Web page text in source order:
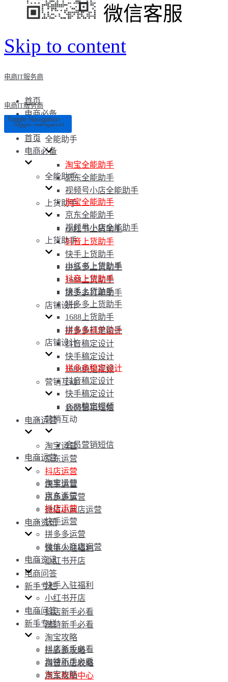
微信客服
Skip to content
电商IT服务商
首页
电商必备
全能助手
淘宝全能助手
京东全能助手
视频号小店全能助手
上货助手
小红书上货助手
抖音上货助手
快手上货助手
拼多多上货助手
1688上货助手
拼多多打单助手
店铺设计
拼多多稿定设计
抖音稿定设计
快手稿定设计
1688稿定视频
营销互动
会员营销短信
电商运营
淘宝运营
京东运营
抖店运营
快手运营
拼多多运营
微信小商店运营
电商资讯
快手入驻福利
小红书开店
电商问答
新手专栏
抖店新手必看
淘特新手必看
淘宝攻略
拼多多攻略
抖音小店攻略
京东帮助中心
电商IT服务商
Toggle Navigation
Toggle Navigation
首页
电商必备
全能助手
淘宝全能助手
京东全能助手
视频号小店全能助手
上货助手
小红书上货助手
抖音上货助手
快手上货助手
拼多多上货助手
1688上货助手
拼多多打单助手
店铺设计
拼多多稿定设计
抖音稿定设计
快手稿定设计
1688稿定视频
营销互动
会员营销短信
电商运营
淘宝运营
京东运营
抖店运营
快手运营
拼多多运营
微信小商店运营
电商资讯
快手入驻福利
小红书开店
电商问答
新手专栏
抖店新手必看
淘特新手必看
淘宝攻略